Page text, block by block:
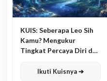
KUIS: Seberapa Leo Sih
Kamu? Mengukur
Tingkat Percaya Diri dan
Ikuti Kuisnya ➔